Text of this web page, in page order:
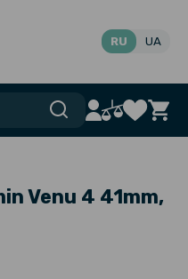
RU UA
Venu 4 41mm,